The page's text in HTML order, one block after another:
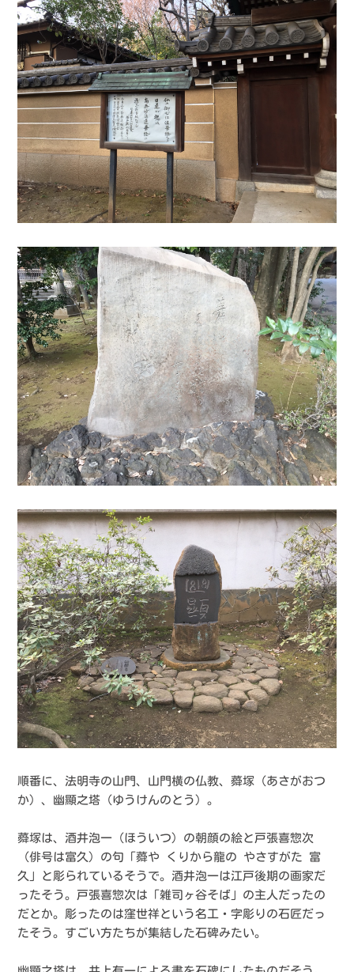
順番に、法明寺の山門、山門横の仏教、蕣塚（あさがおつ
か）、幽顯之塔（ゆうけんのとう）。
蕣塚は、酒井泡一（ほういつ）の朝顔の絵と戸張喜惣次
（俳号は富久）の句「蕣や くりから龍の やさすがた 富
久」と彫られているそうで。酒井泡一は江戸後期の画家だ
ったそう。戸張喜惣次は「雑司ヶ谷そば」の主人だったの
だとか。彫ったのは窪世祥という名工・字彫りの石匠だっ
たそう。すごい方たちが集結した石碑みたい。